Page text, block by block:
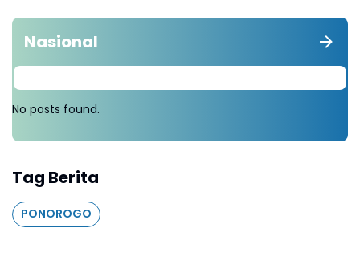
Nasional
No posts found.
Tag Berita
PONOROGO